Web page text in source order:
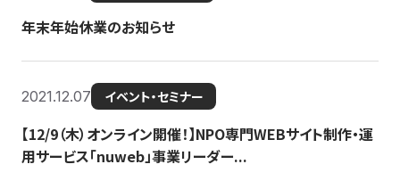
年末年始休業のお知らせ
2021.12.07 イベント・セミナー
【12/9（木）オンライン開催！】NPO専門WEBサイト制作・運
用サービス「nuweb」事業リーダー...